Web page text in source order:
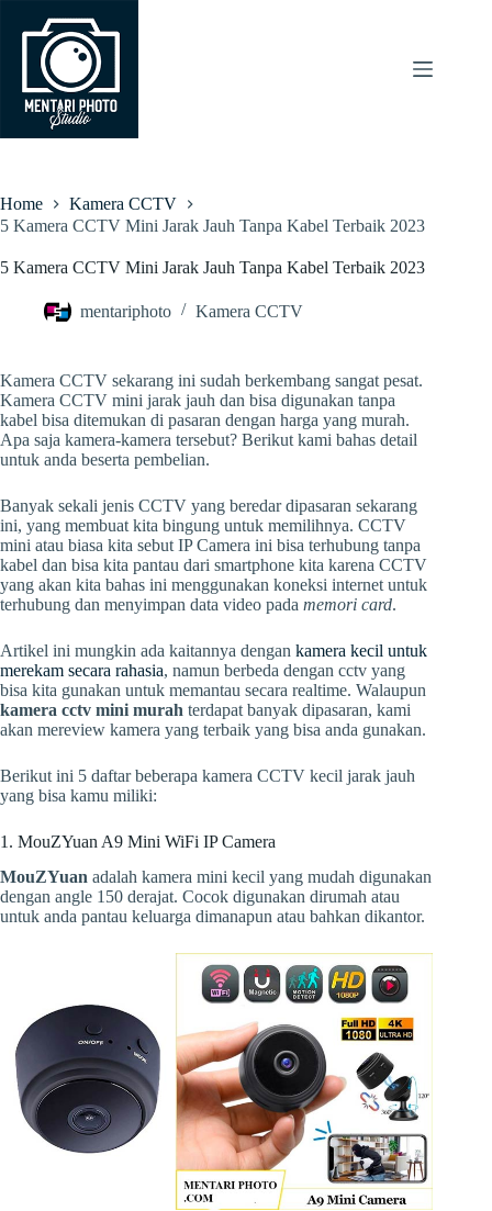
content
Home
Kamera CCTV
5 Kamera CCTV Mini Jarak Jauh Tanpa Kabel Terbaik 2023
5 Kamera CCTV Mini Jarak Jauh Tanpa Kabel Terbaik 2023
mentariphoto Kamera CCTV
Kamera CCTV sekarang ini sudah berkembang sangat pesat.
Kamera CCTV mini jarak jauh dan bisa digunakan tanpa
kabel bisa ditemukan di pasaran dengan harga yang murah.
Apa saja kamera-kamera tersebut? Berikut kami bahas detail
untuk anda beserta pembelian.
Banyak sekali jenis CCTV yang beredar dipasaran sekarang
ini, yang membuat kita bingung untuk memilihnya. CCTV
mini atau biasa kita sebut IP Camera ini bisa terhubung tanpa
kabel dan bisa kita pantau dari smartphone kita karena CCTV
yang akan kita bahas ini menggunakan koneksi internet untuk
terhubung dan menyimpan data video pada memori card.
Artikel ini mungkin ada kaitannya dengan kamera kecil untuk
merekam secara rahasia, namun berbeda dengan cctv yang
bisa kita gunakan untuk memantau secara realtime. Walaupun
kamera cctv mini murah terdapat banyak dipasaran, kami
akan mereview kamera yang terbaik yang bisa anda gunakan.
Berikut ini 5 daftar beberapa kamera CCTV kecil jarak jauh
yang bisa kamu miliki:
1. MouZYuan A9 Mini WiFi IP Camera
MouZYuan adalah kamera mini kecil yang mudah digunakan
dengan angle 150 derajat. Cocok digunakan dirumah atau
untuk anda pantau keluarga dimanapun atau bahkan dikantor.